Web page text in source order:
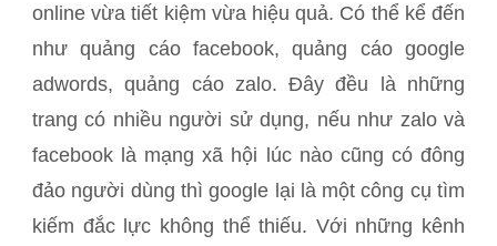
online vừa tiết kiệm vừa hiệu quả. Có thể kể đến
như quảng cáo facebook, quảng cáo google
adwords, quảng cáo zalo. Đây đều là những
trang có nhiều người sử dụng, nếu như zalo và
facebook là mạng xã hội lúc nào cũng có đông
đảo người dùng thì google lại là một công cụ tìm
kiếm đắc lực không thể thiếu. Với những kênh